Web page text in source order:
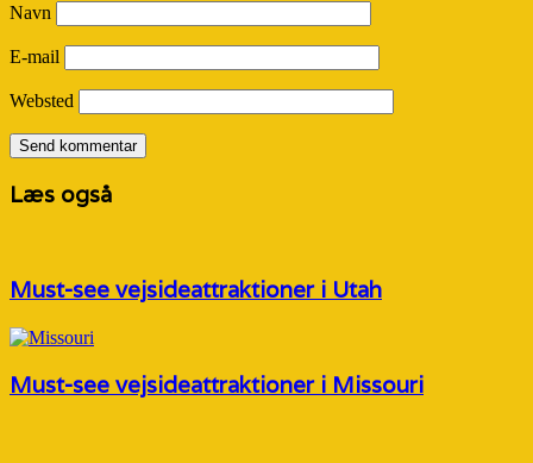
Navn
E-mail
Websted
Læs også
Must-see vejsideattraktioner i Utah
Must-see vejsideattraktioner i Missouri